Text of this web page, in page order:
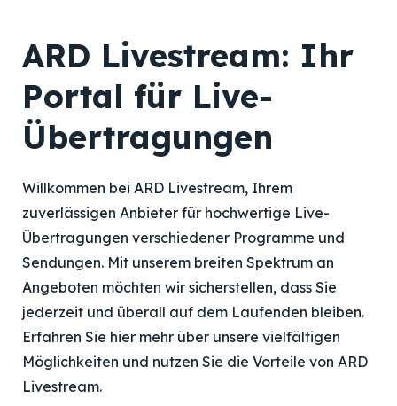
ARD Livestream: Ihr
Portal für Live-
Übertragungen
Willkommen bei ARD Livestream, Ihrem
zuverlässigen Anbieter für hochwertige Live-
Übertragungen verschiedener Programme und
Sendungen. Mit unserem breiten Spektrum an
Angeboten möchten wir sicherstellen, dass Sie
jederzeit und überall auf dem Laufenden bleiben.
Erfahren Sie hier mehr über unsere vielfältigen
Möglichkeiten und nutzen Sie die Vorteile von ARD
Livestream.